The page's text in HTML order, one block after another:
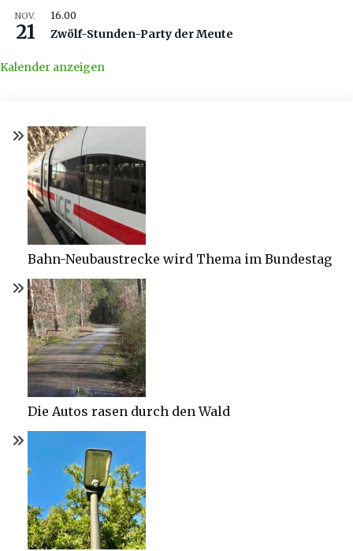
NOV.
21
16.00
Zwölf-Stunden-Party der Meute
Kalender anzeigen
Bahn-Neubaustrecke wird Thema im Bundestag
Die Autos rasen durch den Wald